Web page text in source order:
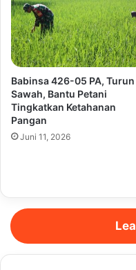
Babinsa 426-05 PA, Turun
Sawah, Bantu Petani
Tingkatkan Ketahanan
Pangan
Juni 11, 2026